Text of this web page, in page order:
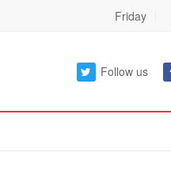
Friday
Follow us